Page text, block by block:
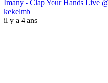
Imany - Clap Your Hands Live
kekelmb
il y a 4 ans